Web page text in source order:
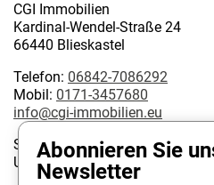
CGI Immobilien
Kardinal-Wendel-Straße 24
66440 Blieskastel
Telefon: 06842-7086292
Mobil: 0171-3457680
info@cgi-immobilien.eu
Steuernummer: 075/222/02627
USt-IdNr.: DE 314128585
Abonnieren Sie
Newsletter